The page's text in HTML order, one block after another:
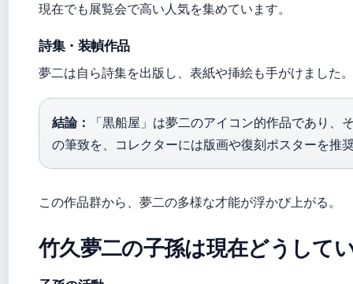
現在でも展覧会で高い人気を集めています。
詩集・装幀作品
夢二は自ら詩集を出版し、表紙や挿絵も手がけました
結論：
「黒船屋」は夢二のアイコン的作品であり
の筆致を、コレクターには版画や復刻ポスターを推
この作品群から、夢二の多様な才能が浮かび上がる。
竹久夢二の子孫は現在どうして